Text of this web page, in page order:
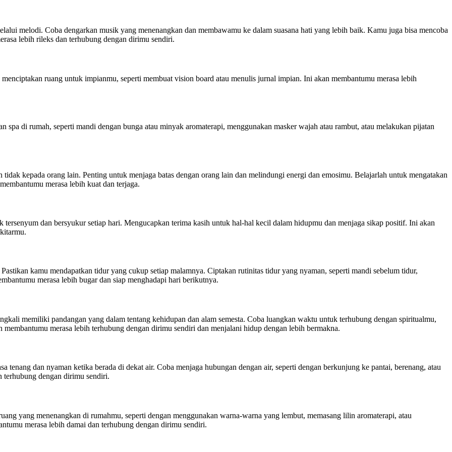
melodi. Coba dengarkan musik yang menenangkan dan membawamu ke dalam suasana hati yang lebih baik. Kamu juga bisa mencoba
lebih rileks dan terhubung dengan dirimu sendiri.
ruang untuk impianmu, seperti membuat vision board atau menulis jurnal impian. Ini akan membantumu merasa lebih
spa di rumah, seperti mandi dengan bunga atau minyak aromaterapi, menggunakan masker wajah atau rambut, atau melakukan pijatan
kepada orang lain. Penting untuk menjaga batas dengan orang lain dan melindungi energi dan emosimu. Belajarlah untuk mengatakan
merasa lebih kuat dan terjaga.
dan bersyukur setiap hari. Mengucapkan terima kasih untuk hal-hal kecil dalam hidupmu dan menjaga sikap positif. Ini akan
kamu mendapatkan tidur yang cukup setiap malamnya. Ciptakan rutinitas tidur yang nyaman, seperti mandi sebelum tidur,
merasa lebih bugar dan siap menghadapi hari berikutnya.
memiliki pandangan yang dalam tentang kehidupan dan alam semesta. Coba luangkan waktu untuk terhubung dengan spiritualmu,
merasa lebih terhubung dengan dirimu sendiri dan menjalani hidup dengan lebih bermakna.
tenang dan nyaman ketika berada di dekat air. Coba menjaga hubungan dengan air, seperti dengan berkunjung ke pantai, berenang, atau
terhubung dengan dirimu sendiri.
yang menenangkan di rumahmu, seperti dengan menggunakan warna-warna yang lembut, memasang lilin aromaterapi, atau
merasa lebih damai dan terhubung dengan dirimu sendiri.